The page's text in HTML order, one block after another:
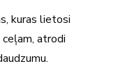
kuras lietosi
atrodi